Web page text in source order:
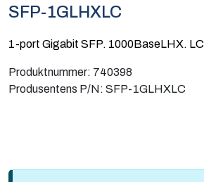
SFP-1GLHXLC
1-port Gigabit SFP. 1000BaseLHX. LC
Produktnummer: 740398
Produsentens P/N: SFP-1GLHXLC
Computing
Software og analyse
Kurs og eventer